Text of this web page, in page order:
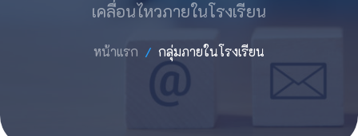
เคลื่อนไหวภายในโรงเรียน
หน้าแรก กลุ่มภายในโรงเรียน